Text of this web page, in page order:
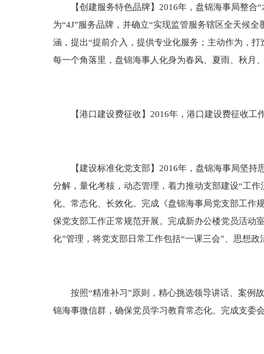
【创建服务特色品牌】2016年，盘锦海事局整合“
为“4J”服务品牌，并确立“实现监管服务辖区全天候
涵，提出“提前介入，提供专业化服务；主动作为，
每一个角落里，盘锦海事人化身为春风、夏雨、秋月
【港口建设费征收】2016年，港口建设费征收工
【建设标准化党支部】2016年，盘锦海事局坚持
分解，量化考核，动态管理，着力推动支部建设“工
化、常态化、长效化。完成《盘锦海事局党支部工作
保党支部工作正常规范开展。完成新办公楼党员活动
化”管理，将党支部日常工作包括“一课三会”、思想
按照“精准补习”原则，精心挑选领导讲话、案例故
锦海事微信群，确保党员学习教育常态化。完成支委